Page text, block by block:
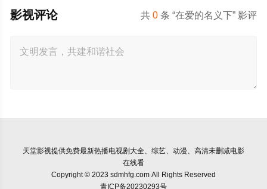
共0 条 “在爱的名义下” 影评
影视评论
天堂影视提供免费最新热播电视剧大全、综艺、动漫、高清未删减电影
在线看
Copyright © 2023 sdmhfg.com All Rights Reserved
青ICP备20230293号